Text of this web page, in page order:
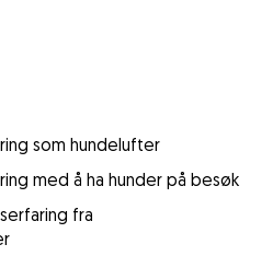
som hundelufter
med å ha hunder på besøk
fra